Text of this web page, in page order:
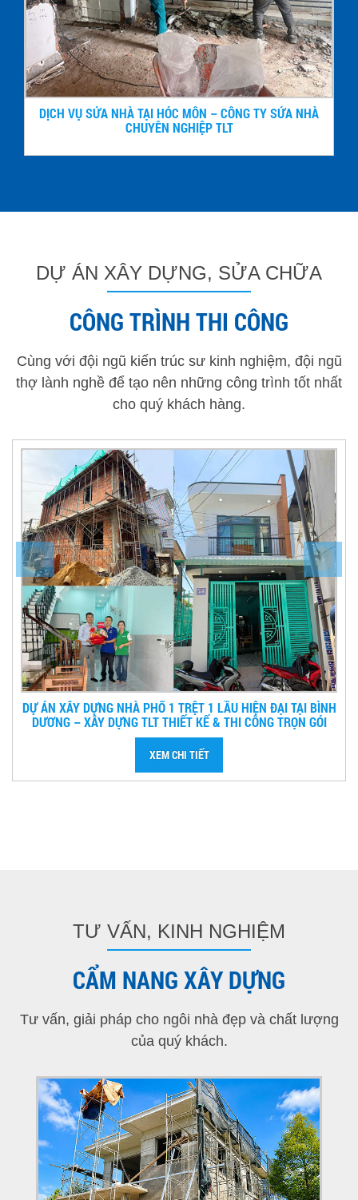
DỊCH VỤ SỬA NHÀ TẠI HÓC MÔN – CÔNG TY SỬA NHÀ
CHUYÊN NGHIỆP TLT
DỰ ÁN XÂY DỰNG, SỬA CHỮA
CÔNG TRÌNH THI CÔNG
Cùng với đội ngũ kiến trúc sư kinh nghiệm, đội ngũ
thợ lành nghề để tạo nên những công trình tốt nhất
cho quý khách hàng.
DỰ ÁN CẢI TẠO – SỬA CHỮA – NÂNG TẦNG NHÀ PHỐ TẠI
TÂN PHÚ
XEM CHI TIẾT
TƯ VẤN, KINH NGHIỆM
CẨM NANG XÂY DỰNG
Tư vấn, giải pháp cho ngôi nhà đẹp và chất lượng
của quý khách.